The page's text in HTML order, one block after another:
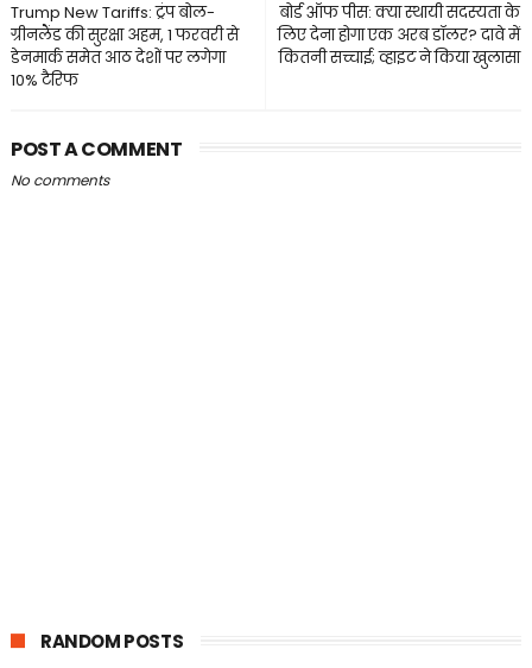
बोर्ड ऑफ पीस: क्या स्थायी सदस्यता के
लिए देना होगा एक अरब डॉलर? दावे में
कितनी सच्चाई; व्हाइट ने किया खुलासा
Trump New Tariffs: ट्रंप बोल-
ग्रीनलैंड की सुरक्षा अहम, 1 फरवरी से
डेनमार्क समेत आठ देशों पर लगेगा
10% टैरिफ
POST A COMMENT
No comments
RANDOM POSTS